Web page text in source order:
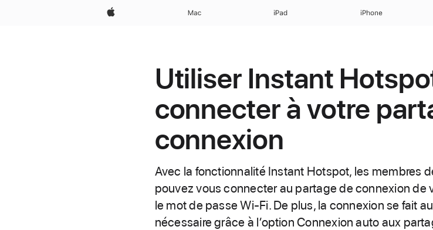
Apple Mac iPad iPhone
Utiliser Instant
connecter à votre
connexion
Avec la fonctionnalité Instant Hotspot, les membres
pouvez vous connecter au partage de connexion de
le mot de passe Wi-Fi. De plus, la connexion se fait
nécessaire grâce à l’option Connexion auto aux